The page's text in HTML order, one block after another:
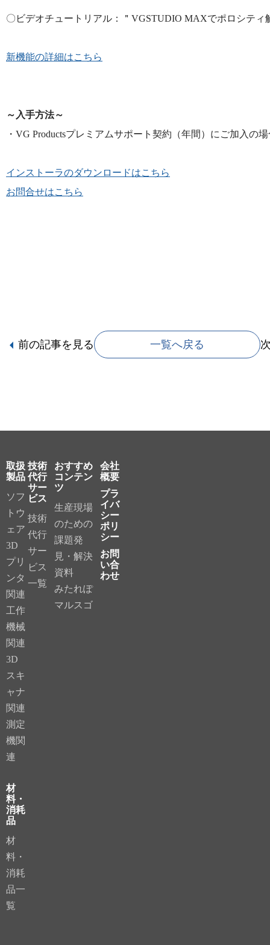
〇ビデオチュートリアル：＂VGSTUDIO MAXでポロシテ
新機能の詳細はこちら
～入手方法～
・VG Productsプレミアムサポート契約（年間）にご加入の
インストーラのダウンロードはこちら
お問合せはこちら
前の記事を見る 一覧へ戻る
取扱
製品
ソフ
トウ
ェア
3D
プリ
ンタ
関連
工作
機械
関連
3D
スキ
ャナ
関連
測定
機関
連
材
料・
消耗
品
材
料・
消耗
品一
覧
技術
代行
サー
ビス
技術
代行
サー
ビス
一覧
おすすめ
コンテン
ツ
生産現場
のための
課題発
見・解決
資料
みたれぽ
マルスゴ
会社
概要
プラ
イバ
シー
ポリ
シー
お問
い合
わせ